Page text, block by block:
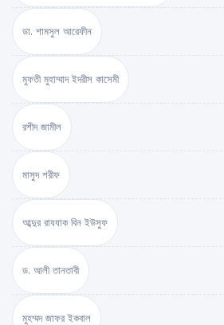
ডা. শামসুল আরেফীন
মুফতী মুহাম্মাদ ইদরীস কাসেমী
রশীদ জামীল
মাসুদ শরীফ
আব্দুর রাযযাক বিন ইউসুফ
ড. আলী তানতাবী
মুহম্মদ জাফর ইকবাল